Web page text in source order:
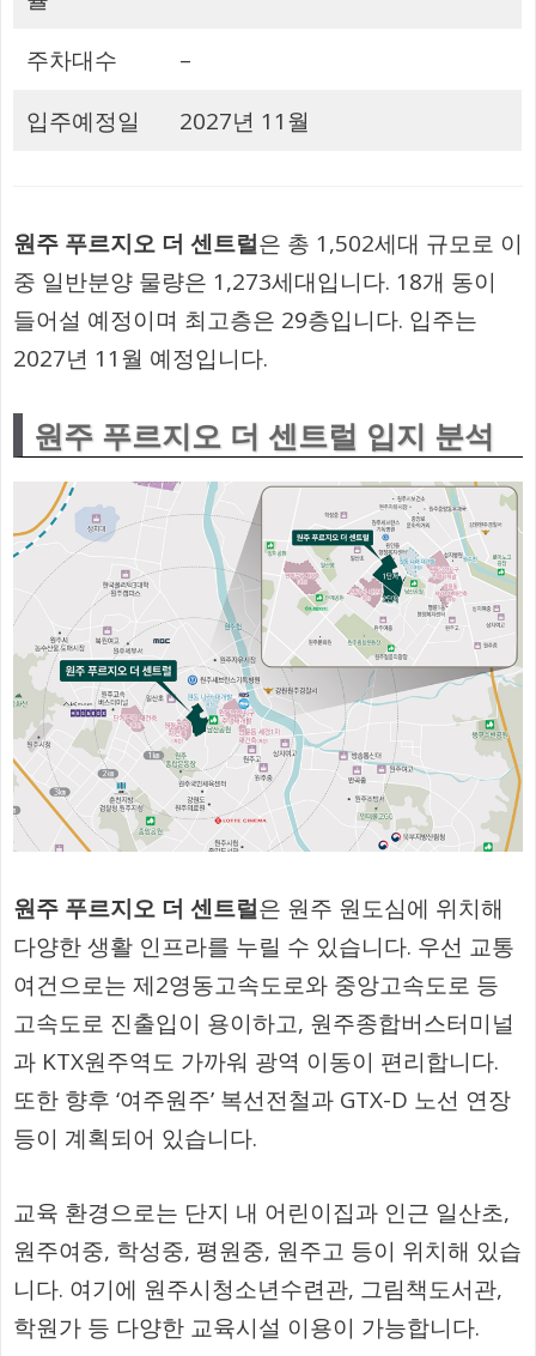
주차대수
–
입주예정일
2027년 11월
원주 푸르지오 더 센트럴은 총 1,502세대 규모로 이
중 일반분양 물량은 1,273세대입니다. 18개 동이
들어설 예정이며 최고층은 29층입니다. 입주는
2027년 11월 예정입니다.
원주 푸르지오 더 센트럴 입지 분석
원주 푸르지오 더 센트럴은 원주 원도심에 위치해
다양한 생활 인프라를 누릴 수 있습니다. 우선 교통
여건으로는 제2영동고속도로와 중앙고속도로 등
고속도로 진출입이 용이하고, 원주종합버스터미널
과 KTX원주역도 가까워 광역 이동이 편리합니다.
또한 향후 ‘여주원주’ 복선전철과 GTX-D 노선 연장
등이 계획되어 있습니다.
교육 환경으로는 단지 내 어린이집과 인근 일산초,
원주여중, 학성중, 평원중, 원주고 등이 위치해 있습
니다. 여기에 원주시청소년수련관, 그림책도서관,
학원가 등 다양한 교육시설 이용이 가능합니다.